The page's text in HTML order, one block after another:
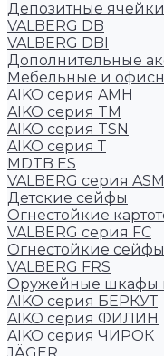
Депозитные ячейки
VALBERG DB
VALBERG DBI
Дополнительные
Мебельные и
AIKO серия AMH
AIKO серия TM
AIKO серия TSN
AIKO серия Т
MDTB ES
VALBERG серия ASM
Детские сейфы
Огнестойкие
VALBERG серия FC
Огнестойкие сейфы
VALBERG FRS
Оружейные шкафы
AIKO серия БЕРКУТ
AIKO серия ФИЛИН
AIKO серия ЧИРОК